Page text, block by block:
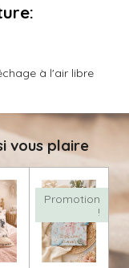
à l'air libre
vous plaire
Promotion
!